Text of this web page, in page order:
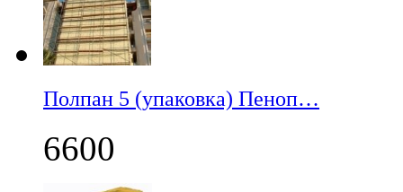
Полпан 5 (упаковка) Пеноп…
6600